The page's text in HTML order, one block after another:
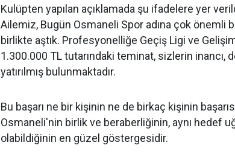
Kulüpten yapılan açıklamada şu ifadelere yer
Ailemiz, Bugün Osmaneli Spor adına çok önemli
birlikte aştık. Profesyonelliğe Geçiş Ligi ve
1.300.000 TL tutarındaki teminat, sizlerin inancı,
yatırılmış bulunmaktadır.
Bu başarı ne bir kişinin ne de birkaç kişinin
Osmaneli'nin birlik ve beraberliğinin, aynı hedef
olabildiğinin en güzel göstergesidir.